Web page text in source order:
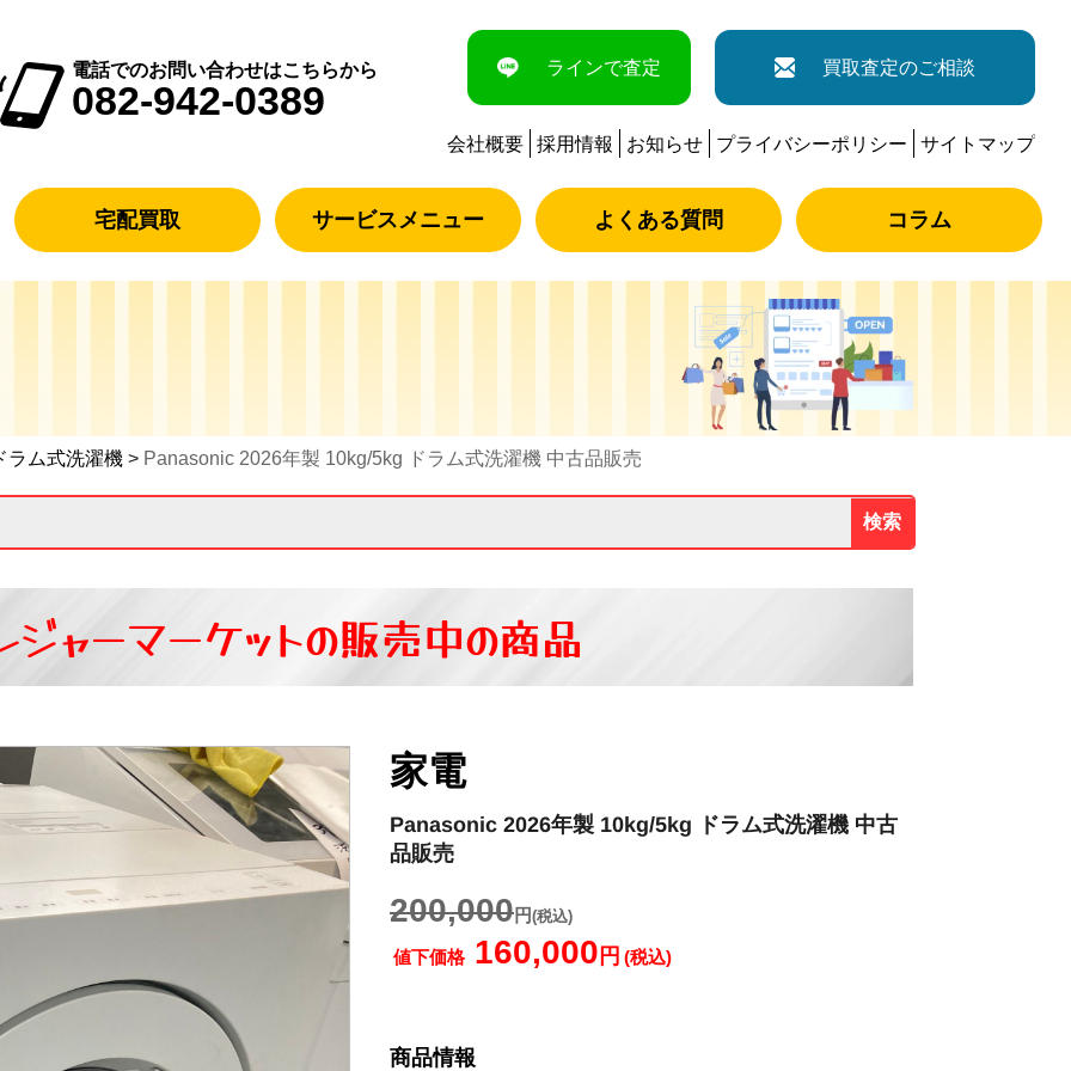
電話でのお問い合わせはこちらから
082-942-0389
ラインで査定 買取査定のご相談
会社概要 採用情報 お知らせ プライバシーポリシー サイトマップ
宅配買取 サービスメニュー よくある質問 コラム
ラム式洗濯機 > Panasonic 2026年製 10kg/5kg ドラム式洗濯機 中古品販売
検索
ジャーマーケットの販売中の商品
家電
Panasonic 2026年製 10kg/5kg ドラム式洗濯機 中古
品販売
200,000円(税込)
値下価格 160,000 円 (税込)
商品情報